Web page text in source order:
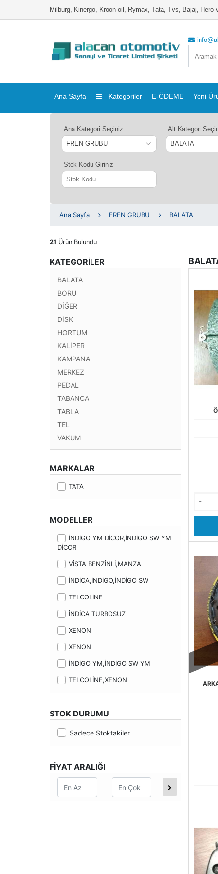
Milburg, Kinergo, Kroon-oil, Rymax, Tata, Tvs, Bajaj, Hero
Ana Sayfa Kategoriler E-ÖDEME Yeni
Ana Kategori Seçiniz Alt Kategori
Stok Kodu Giriniz
Ana Sayfa FREN GRUBU BALATA
21 Ürün Bulundu
KATEGORİLER
BALATA
BORU
DİĞER
DİSK
HORTUM
KALİPER
KAMPANA
MERKEZ
PEDAL
TABANCA
TABLA
TEL
VAKUM
MARKALAR
TATA
MODELLER
İNDİGO YM DİCOR,İNDİGO SW YM
DİCOR
VİSTA BENZİNLİ,MANZA
İNDİCA,İNDİGO,İNDİGO SW
TELCOLİNE
İNDİCA TURBOSUZ
XENON
XENON
İNDİGO YM,İNDİGO SW YM
TELCOLİNE,XENON
STOK DURUMU
Sadece Stoktakiler
FİYAT ARALIĞI
-